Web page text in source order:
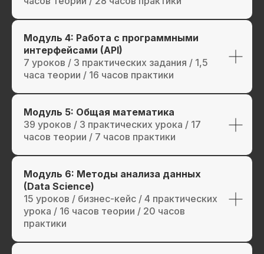
Модуль 4: Работа с программными
интерфейсами (API)
7 уроков / 3 практических задания / 1,5
часа теории / 16 часов практики
Модуль 5: Общая математика
39 уроков / 3 практических урока / 17
часов теории / 7 часов практики
Модуль 6: Методы анализа данных
(Data Science)
15 уроков / бизнес-кейс / 4 практических
урока / 16 часов теории / 20 часов
практики